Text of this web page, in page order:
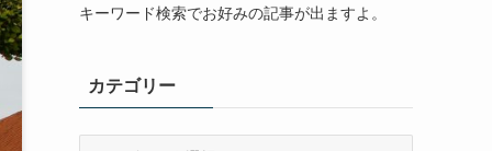
キーワード検索でお好みの記事が出ますよ。
カテゴリー